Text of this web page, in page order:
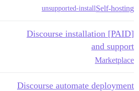
Self-hosting
unsupported-install
[PAID] Discourse installation
and support
Marketplace
Discourse automate deployment